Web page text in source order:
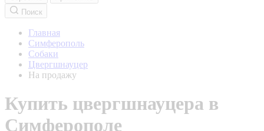
Поиск
Главная
Симферополь
Собаки
Цвергшнауцер
На продажу
Купить цвергшнауцера в
Симферополе